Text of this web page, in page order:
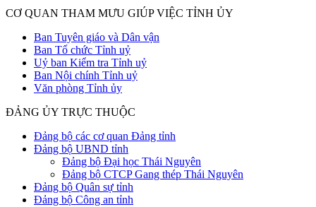
CƠ QUAN THAM MƯU GIÚP VIỆC TỈNH ỦY
Ban Tuyên giáo và Dân vận
Ban Tổ chức Tỉnh uỷ
Uỷ ban Kiểm tra Tỉnh uỷ
Ban Nội chính Tỉnh uỷ
Văn phòng Tỉnh ủy
ĐẢNG ỦY TRỰC THUỘC
Đảng bộ các cơ quan Đảng tỉnh
Đảng bộ UBND tỉnh
Đảng bộ Đại học Thái Nguyên
Đảng bộ CTCP Gang thép Thái Nguyên
Đảng bộ Quân sự tỉnh
Đảng bộ Công an tỉnh